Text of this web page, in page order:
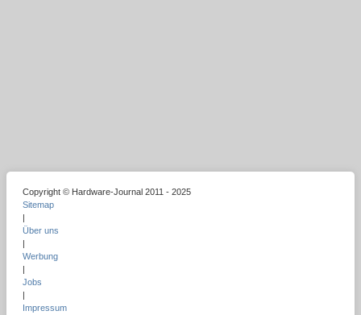
Copyright © Hardware-Journal 2011 - 2025
Sitemap
|
Über uns
|
Werbung
|
Jobs
|
Impressum